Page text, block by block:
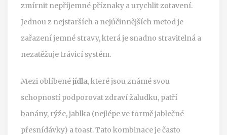
zmírnit nepříjemné příznaky a urychlit zotavení.
Jednou z nejstarších a nejúčinnějších metod je
zařazení jemné stravy, která je snadno stravitelná a
nezatěžuje trávicí systém.
Mezi oblíbenéjídla, které jsou známé svou
schopností podporovat zdraví žaludku, patří
banány, rýže, jablka (nejlépe ve formě jablečné
přesnídávky) a toast. Tato kombinace je často